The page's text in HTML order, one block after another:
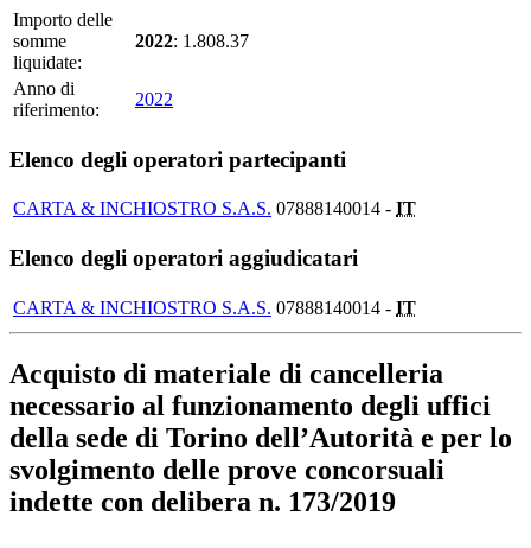
Importo delle
somme
liquidate:
2022: 1.808.37
Anno di
riferimento:
2022
Elenco degli operatori partecipanti
CARTA & INCHIOSTRO S.A.S. 07888140014 - IT
Elenco degli operatori aggiudicatari
CARTA & INCHIOSTRO S.A.S. 07888140014 - IT
Acquisto di materiale di cancelleria
necessario al funzionamento degli uffici
della sede di Torino dell’Autorità e per lo
svolgimento delle prove concorsuali
indette con delibera n. 173/2019